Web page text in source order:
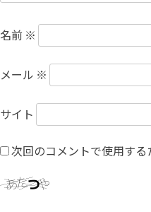
名前 ※
メール ※
サイト
次回のコメントで使用する